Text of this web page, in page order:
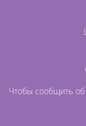
Чтобы сообщить